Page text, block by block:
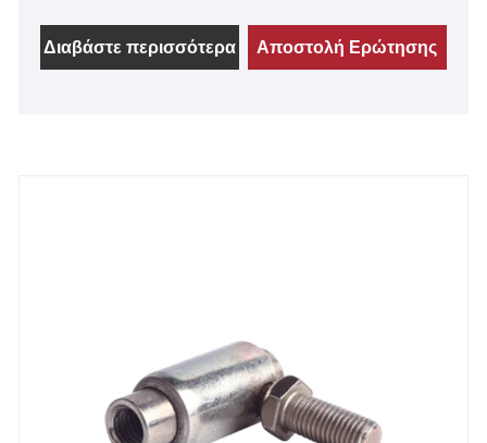
εξωτερικό περίβλημα με ελατήριο. Τα αυτοκρατορικά
και μετρικά μεγέθη και τα νήματα είναι και τα δύο
Διαβάστε περισσότερα Αποστολή Ερώτησης